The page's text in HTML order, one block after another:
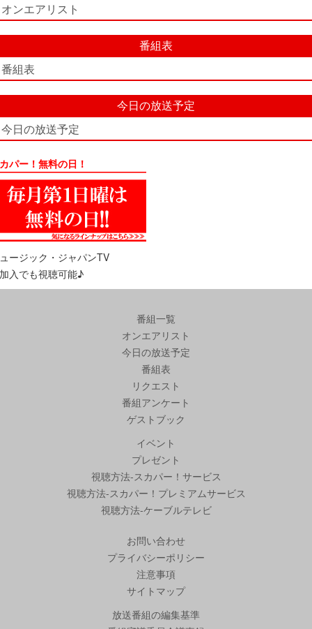
オンエアリスト
番組表
番組表
今日の放送予定
今日の放送予定
パー！無料の日！
ージック・ジャパンTV
入でも視聴可能♪
番組一覧
オンエアリスト
今日の放送予定
番組表
リクエスト
番組アンケート
ゲストブック
イベント
プレゼント
視聴方法-スカパー！サービス
視聴方法-スカパー！プレミアムサービス
視聴方法-ケーブルテレビ
お問い合わせ
プライバシーポリシー
注意事項
サイトマップ
放送番組の編集基準